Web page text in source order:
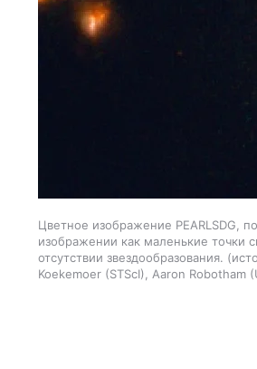
Цветное изображение PEARLSDG,
изображении как маленькие точки
отсутствии звездообразования.
Koekemoer (STScI), Aaron Robotham